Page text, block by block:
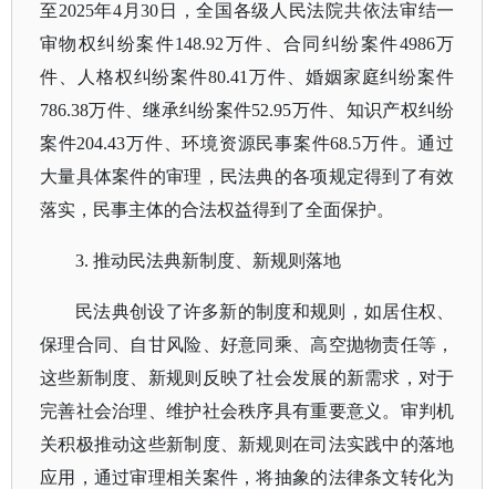
至2025年4月30日，全国各级人民法院共依法审结一
审物权纠纷案件148.92万件、合同纠纷案件4986万
件、人格权纠纷案件80.41万件、婚姻家庭纠纷案件
786.38万件、继承纠纷案件52.95万件、知识产权纠纷
案件204.43万件、环境资源民事案件68.5万件。通过
大量具体案件的审理，民法典的各项规定得到了有效
落实，民事主体的合法权益得到了全面保护。
3. 推动民法典新制度、新规则落地
民法典创设了许多新的制度和规则，如居住权、
保理合同、自甘风险、好意同乘、高空抛物责任等，
这些新制度、新规则反映了社会发展的新需求，对于
完善社会治理、维护社会秩序具有重要意义。审判机
关积极推动这些新制度、新规则在司法实践中的落地
应用，通过审理相关案件，将抽象的法律条文转化为